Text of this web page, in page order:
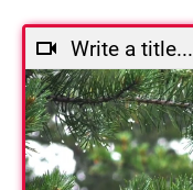
Write a title...